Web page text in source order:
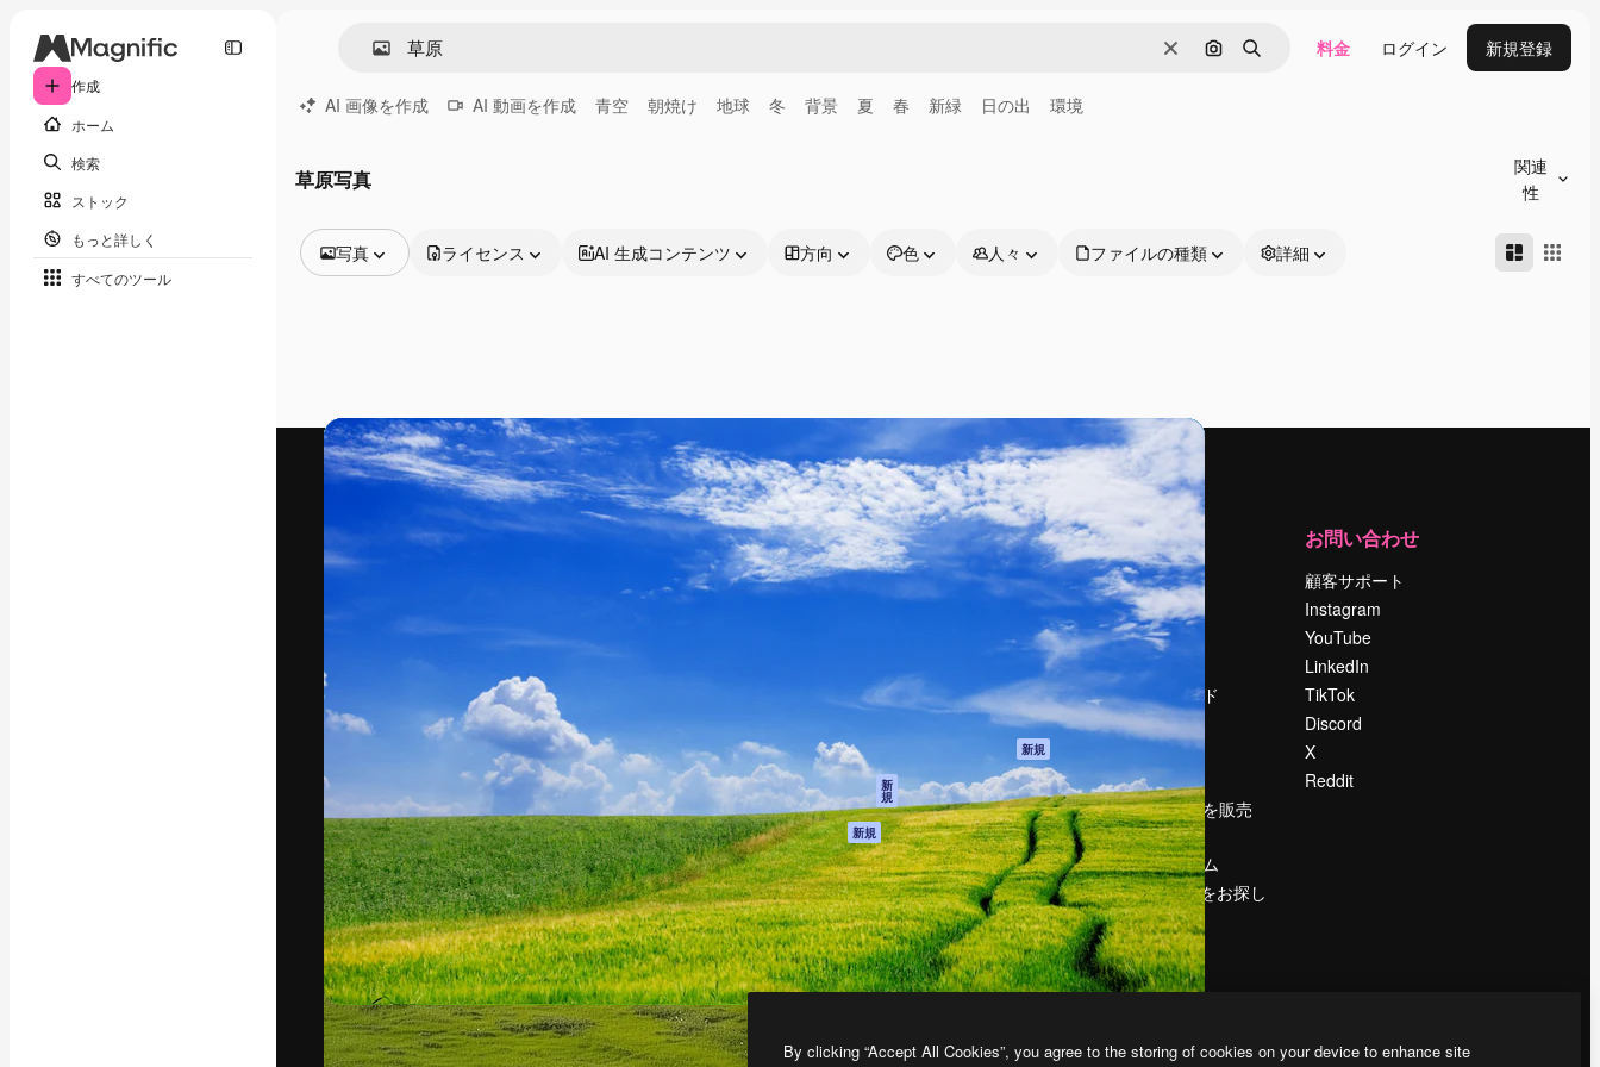
作成
ホーム
検索
ストック
もっと詳しく
すべてのツール
消去 画像で検索
検索 料金 ログイン 新規登録
AI 画像を作成 AI 動画を作成 青空 朝焼け 地球 冬 背景 夏 春 新緑 日の出 環境
草原写真
関連
性
写真
動画
映像素材
モーショングラフィックス
動画テンプレート
3D モデル
フォント
ライセンス AI 生成コンテンツ 方向 色 人々 ファイルの種類 詳細
最高のクリエイティブ制作を導くためのプラ
ットフォーム。クリエイター、企業、代理
店、スタジオを含む100万人以上が利用して
日本語
製品
Spaces
AI 音声合成ツール
ツ
Claude/ChatGPT
向けMCP
新
規
エージェント 新規
API
モバイルアプリ
すべてのMagnificツ
ール
はじめに
Academy
ドキュメント
プライバシーポリ
シー
新規
クッキーポリシー
トラストセンター
アフィリエイト
法人向け
運営
料金
会社概要
Reviews
採用情報
検索トレンド
ブログ
イベント
Slidesgo
コンテンツを販売
する
プレスルーム
magnific.aiをお探し
ですか？
お問い合わせ
顧客サポート
Instagram
YouTube
LinkedIn
TikTok
Discord
X
Reddit
Copyright © 2010-2026Freepik Company S.L.U.無断複写・転載を禁じます
By clicking “Accept All Cookies”, you agree to the storing of cookies on your device to enhance site